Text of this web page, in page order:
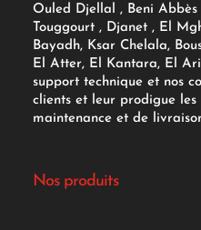
Ouled Djellal , Beni
Touggourt , Djanet , El
Bayadh, Ksar Chelala,
El Atter, El Kantara, El
support technique et nos
clients et leur prodigue les
maintenance et de
Nos produits